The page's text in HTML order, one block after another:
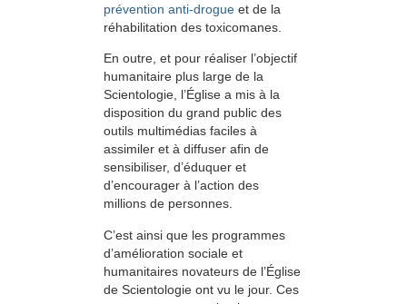
prévention anti-drogue et de la
réhabilitation des toxicomanes.
En outre, et pour réaliser l’objectif
humanitaire plus large de la
Scientologie, l’Église a mis à la
disposition du grand public des
outils multimédias faciles à
assimiler et à diffuser afin de
sensibiliser, d’éduquer et
d’encourager à l’action des
millions de personnes.
C’est ainsi que les programmes
d’amélioration sociale et
humanitaires novateurs de l’Église
de Scientologie ont vu le jour. Ces